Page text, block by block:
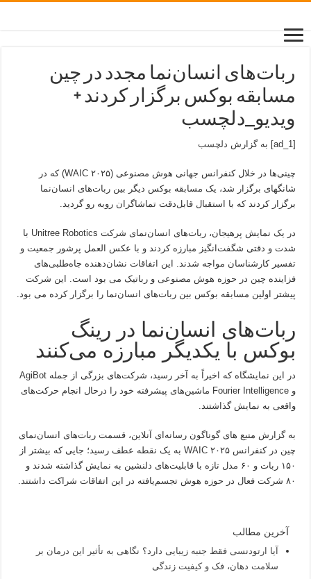
ربات‌های انسان‌نما مجدد در چین
مسابقه بوکس برگزار کردند +
ویدیو_دلچسب
[ad_1] به گزارش دلچسب
چینی‌ها در خلال کنفرانس جهانی هوش مصنوعی (WAIC ۲۰۲۵) که در
شانگهای برگزار شد، یک مسابقه بوکس دیگر بین ربات‌های انسان‌نما
برگزار کردند که با استقبال قابل‌دقت تماشاگران روبه رو گردید.
در یک نمایش پرهیجان، ربات‌های انسان‌نمای شرکت Unitree Robotics با
شدت و دقتی شگفت‌انگیز مبارزه کردند و با عکس العمل پرشور جمعیت و
تفسیر کارشناسان مواجه شدند. این اتفاقات نشان‌دهنده جاه‌طلبی‌های
فزاینده چین در حوزه هوش مصنوعی و رباتیک می بود است. این شرکت
پیشتر اولین مسابقه بوکس بین ربات‌های انسان‌نما را برگزار کرده می بود.
ربات‌های انسان‌نما در رینگ
بوکس با یکدیگر مبارزه می‌کنند
در این نمایشگاه که اخیراً به آخر رسید، شرکت‌های بزرگی از جمله AgiBot
و Fourier Intelligence ماشین‌های پیشرفته خود را درحال انجام حرکت‌های
واقعی به نمایش گذاشتند.
به گزارش منبع های گوناگون رسانه‌ای آنلاین، قسمت ربات‌های انسان‌نمای
چین در کنفرانس WAIC ۲۰۲۵ به یک نقطه عطف رسید؛ جایی که بیشتر از
۱۵۰ ربات و ۶۰ مدل تازه با قابلیت‌های دلنشین به نمایش گذاشته شدند و
۸۰ شرکت فعال در حوزه هوش تجسم‌یافته در این اتفاقات شراکت داشتند.
آخرین مطالب
آیا ارتودنسی فقط جنبه زیبایی دارد؟ نگاهی به تأثیر این درمان بر
سلامت دهان، فک و کیفیت زندگی